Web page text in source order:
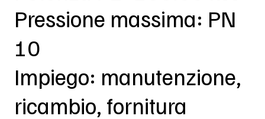
Pressione massima: PN
10
Impiego: manutenzione,
ricambio, fornitura